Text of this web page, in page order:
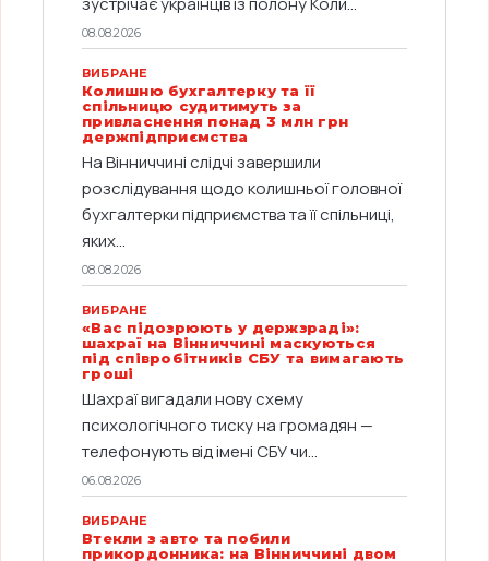
08.08.2026
ВИБРАНЕ
Колишню бухгалтерку та її
спільницю судитимуть за
привласнення понад 3 млн грн
держпідприємства
На Вінниччині слідчі завершили
розслідування щодо колишньої головної
бухгалтерки підприємства та її спільниці,
яких...
08.08.2026
ВИБРАНЕ
«Вас підозрюють у держзраді»:
шахраї на Вінниччині маскуються
під співробітників СБУ та вимагають
гроші
Шахраї вигадали нову схему
психологічного тиску на громадян —
телефонують від імені СБУ чи...
06.08.2026
ВИБРАНЕ
Втекли з авто та побили
прикордонника: на Вінниччині двом